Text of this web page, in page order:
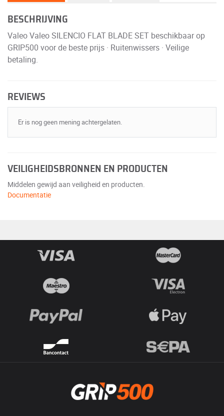
BESCHRIJVING
Valeo Valeo SILENCIO FLAT BLADE SET beschikbaar op
GRIP500 voor de beste prijs · Ruitenwissers · Veilige
betaling.
REVIEWS
Er is nog geen mening achtergelaten.
VEILIGHEIDSBRONNEN EN PRODUCTEN
Middelen gewijd aan veiligheid en producten.
Documentatie